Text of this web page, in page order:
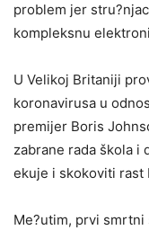
problem jer
kompleksnu
U Velikoj Britaniji
koronavirusa u
premijer Boris
zabrane rada škola i
ekuje i skokoviti rast
Me?utim, prvi smrtni